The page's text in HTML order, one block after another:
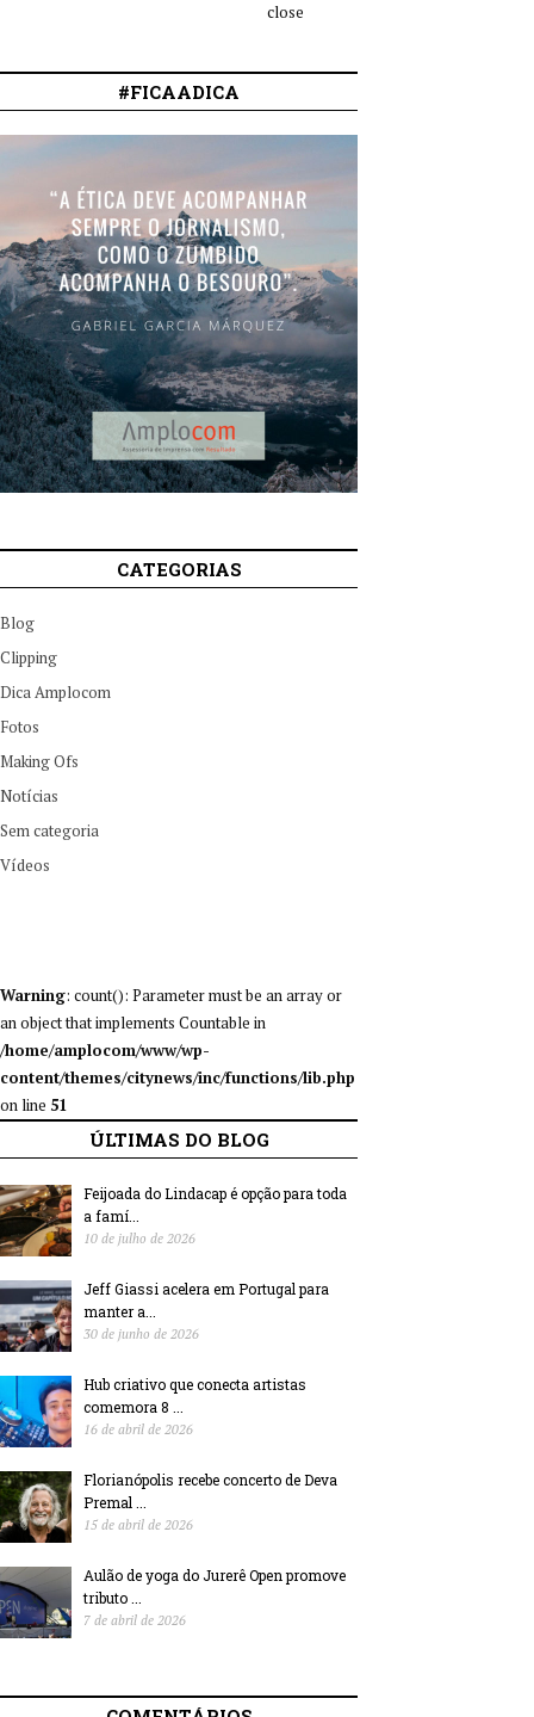
#FICAADICA
CATEGORIAS
Blog
Clipping
Dica Amplocom
Fotos
Making Ofs
Notícias
Sem categoria
Vídeos
Warning: count(): Parameter must be an array or
an object that implements Countable in
/home/amplocom/www/wp-
content/themes/citynews/inc/functions/lib.php
on line 51
ÚLTIMAS DO BLOG
Feijoada do Lindacap é opção para toda
a famí...
10 de julho de 2026
Jeff Giassi acelera em Portugal para
manter a...
30 de junho de 2026
Hub criativo que conecta artistas
comemora 8 ...
16 de abril de 2026
Florianópolis recebe concerto de Deva
Premal ...
15 de abril de 2026
Aulão de yoga do Jurerê Open promove
tributo ...
7 de abril de 2026
close